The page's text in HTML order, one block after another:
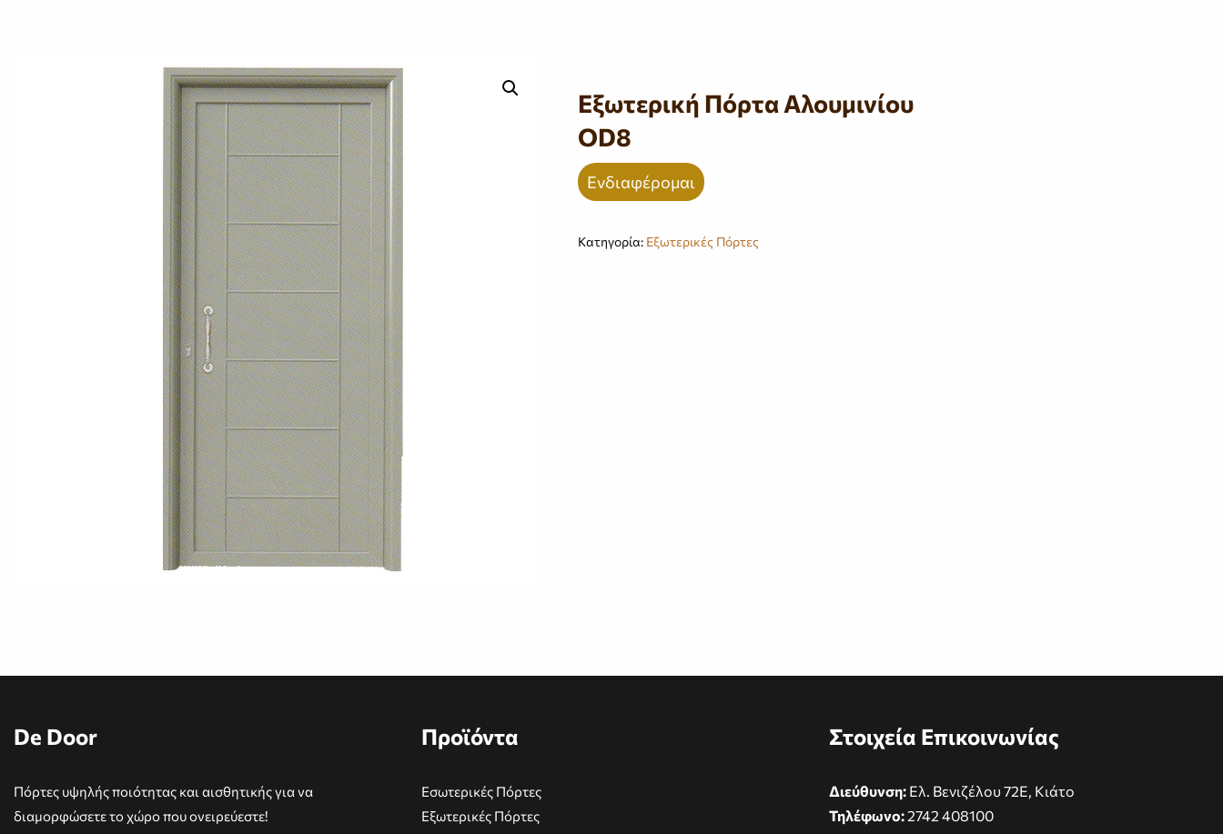
Εξωτερική Πόρτα Αλουμινίου
OD8
Ενδιαφέρομαι
Κατηγορία: Εξωτερικές Πόρτες
De Door
Πόρτες υψηλής ποιότητας και αισθητικής για να
διαμορφώσετε το χώρο που ονειρεύεστε!
Προϊόντα
Εσωτερικές Πόρτες
Εξωτερικές Πόρτες
Στοιχεία Επικοινωνίας
Διεύθυνση:Ελ. Βενιζέλου 72Ε, Κιάτο
Τηλέφωνο:2742 408100